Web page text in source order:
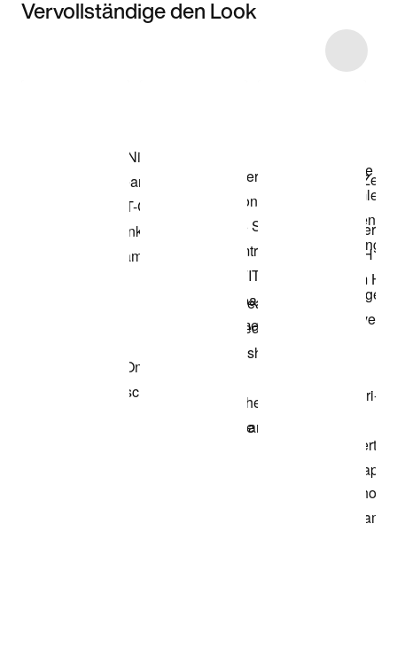
Vervollständige den Look